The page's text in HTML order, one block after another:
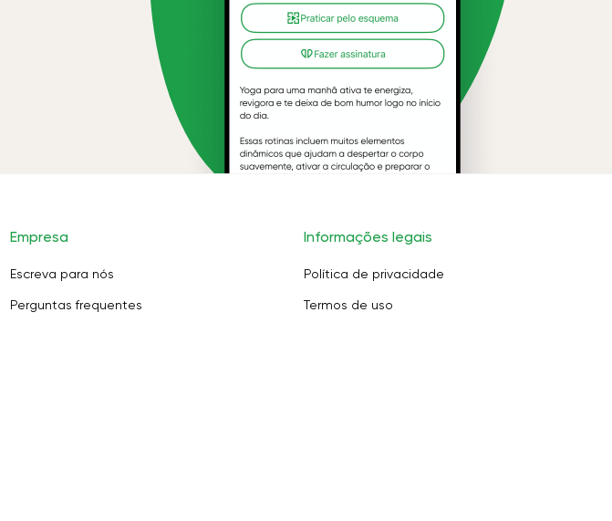
Empresa
Escreva para nós
Perguntas frequentes
Informações legais
Política de privacidade
Termos de uso